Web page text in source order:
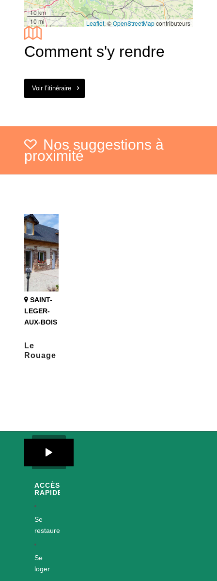
10 km
10 mi
Leaflet, ©OpenStreetMapcontributeurs
Comment s'y rendre
Voir l’itinéraire
Nos suggestions à
proximité
SAINT-
LEGER-
AUX-BOIS
Le
Rouage
ACCÈS
RAPIDES
Se
restaurer
Se
loger